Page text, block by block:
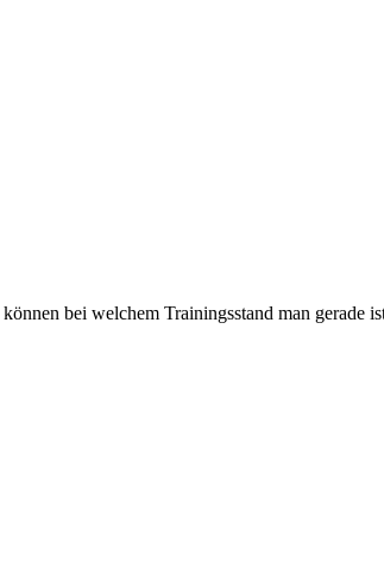
bei welchem Trainingsstand man gerade